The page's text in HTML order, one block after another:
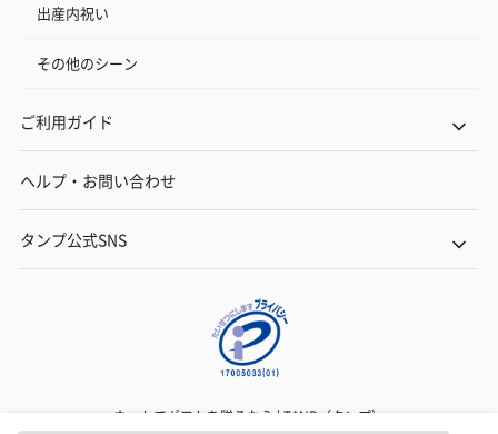
出産内祝い
その他のシーン
ご利用ガイド
ヘルプ・お問い合わせ
タンプ公式SNS
ネットでギフトを贈るなら | TANP（タンプ）